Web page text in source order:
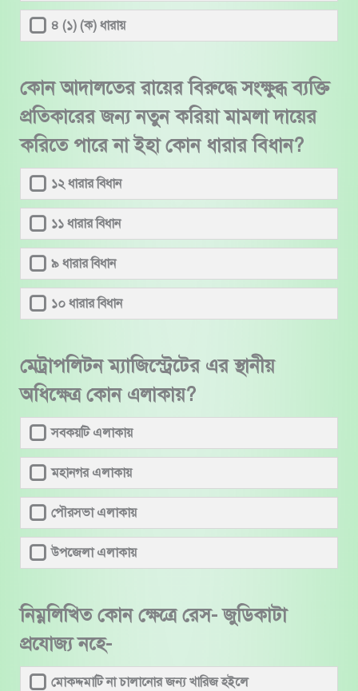
৪ (১) (ক) ধারায়
কোন আদালতের রায়ের বিরুদ্ধে সংক্ষুব্ধ ব্যক্তি
প্রতিকারের জন্য নতুন করিয়া মামলা দায়ের
করিতে পারে না ইহা কোন ধারার বিধান?
১২ ধারার বিধান
১১ ধারার বিধান
৯ ধারার বিধান
১০ ধারার বিধান
মেট্রাপলিটন ম্যাজিস্ট্রেটের এর স্থানীয়
অধিক্ষেত্র কোন এলাকায়?
সবকয়টি এলাকায়
মহানগর এলাকায়
পৌরসভা এলাকায়
উপজেলা এলাকায়
নিম্নলিখিত কোন ক্ষেত্রে রেস- জুডিকাটা
প্রযোজ্য নহে-
মোকদ্দমাটি না চালানোর জন্য খারিজ হইলে